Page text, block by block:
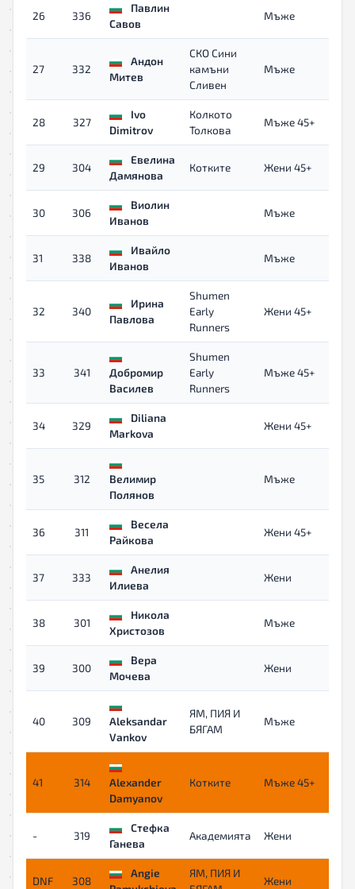
26 336
Павлин
Савов
Мъже
27 332
Андон
Митев
СКО Сини
камъни
Сливен
Мъже
28 327
Ivo
Dimitrov
Колкото
Толкова
Мъже 45+
29 304
Евелина
Дамянова
Котките Жени 45+
30 306
Виолин
Иванов
Мъже
31 338
Ивайло
Иванов
Мъже
32 340
Ирина
Павлова
Shumen
Early
Runners
Жени 45+
33 341
Добромир
Василев
Shumen
Early
Runners
Мъже 45+
34 329
Diliana
Markova
Жени 45+
35 312
Велимир
Полянов
Мъже
36 311
Весела
Райкова
Жени 45+
37 333
Анелия
Илиева
Жени
38 301
Никола
Христозов
Мъже
39 300
Вера
Мочева
Жени
40 309
Aleksandar
Vankov
ЯМ, ПИЯ И
БЯГАМ
Мъже
41 314
Alexander
Damyanov
Котките Мъже 45+
- 319
Стефка
Ганева
Академията Жени
DNF 308
Angie
ЯМ, ПИЯ И
Жени